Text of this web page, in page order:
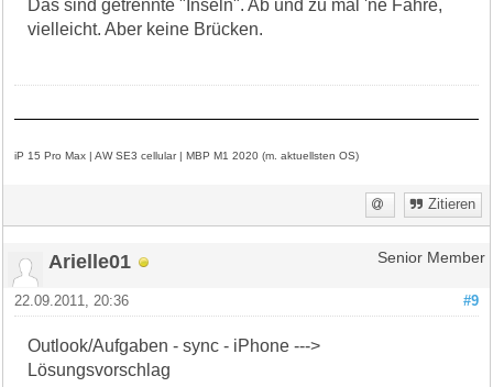
Das sind getrennte "Inseln". Ab und zu mal 'ne Fähre,
vielleicht. Aber keine Brücken.
iP 15 Pro Max | AW SE3 cellular | MBP M1 2020 (m. aktuellsten OS)
Zitieren
Arielle01 Senior Member
#9
22.09.2011, 20:36
Outlook/Aufgaben - sync - iPhone --->
Lösungsvorschlag